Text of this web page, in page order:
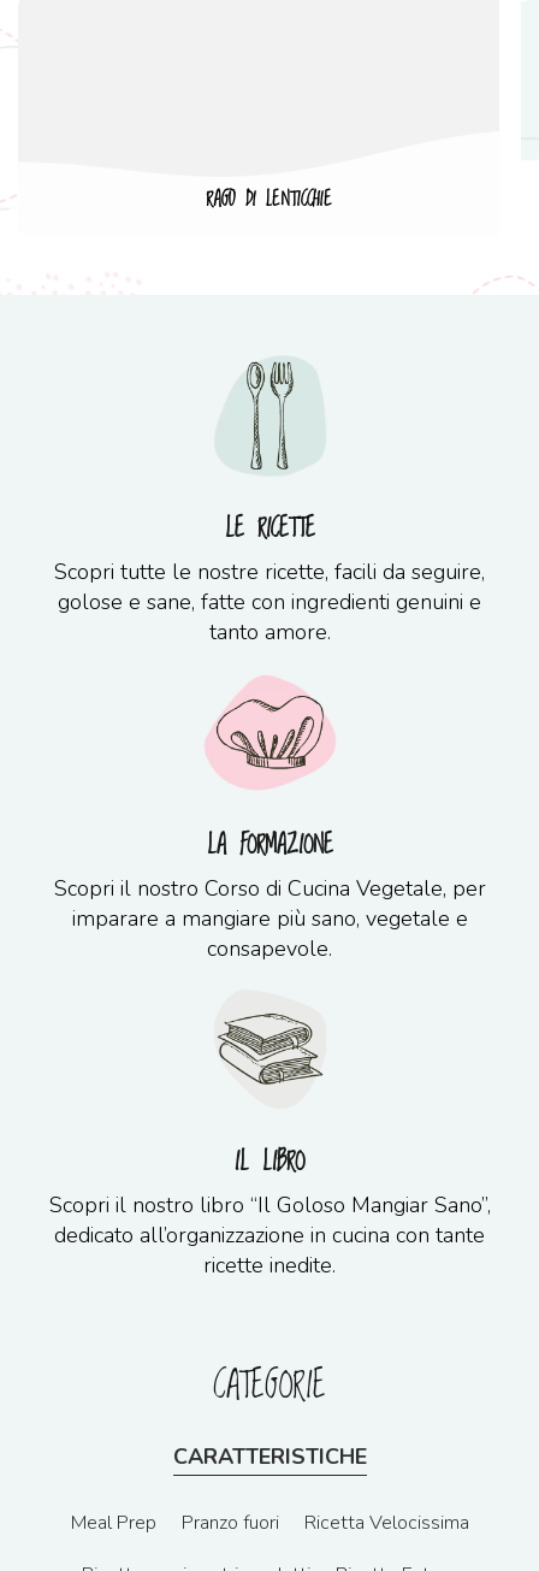
RAGÙ DI LENTICCHIE
LE RICETTE
Scopri tutte le nostre ricette, facili da seguire,
golose e sane, fatte con ingredienti genuini e
tanto amore.
LA FORMAZIONE
Scopri il nostro Corso di Cucina Vegetale, per
imparare a mangiare più sano, vegetale e
consapevole.
IL LIBRO
Scopri il nostro libro “Il Goloso Mangiar Sano”,
dedicato all’organizzazione in cucina con tante
ricette inedite.
CATEGORIE
CARATTERISTICHE
Meal Prep Pranzo fuori
Ricetta Velocissima